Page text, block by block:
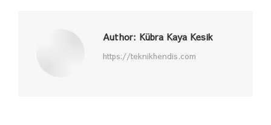
Author: Kübra Kaya Kesik
https://teknikhendis.com